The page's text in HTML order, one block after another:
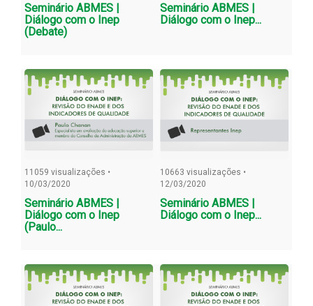
Seminário ABMES |
Diálogo com o Inep
(Debate)
Seminário ABMES |
Diálogo com o Inep...
11059 visualizações •
10/03/2020
Seminário ABMES |
Diálogo com o Inep
(Paulo...
10663 visualizações •
12/03/2020
Seminário ABMES |
Diálogo com o Inep...